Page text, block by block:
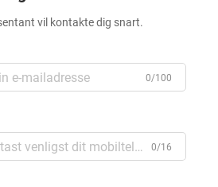
vil kontakte dig snart.
0/100
0/16